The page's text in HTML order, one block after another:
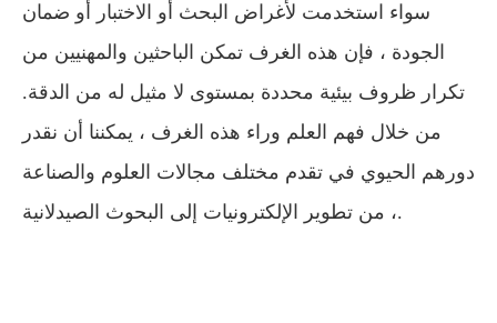
سواء استخدمت لأغراض البحث أو الاختبار أو ضمان
الجودة ، فإن هذه الغرف تمكن الباحثين والمهنيين من
تكرار ظروف بيئية محددة بمستوى لا مثيل له من الدقة.
من خلال فهم العلم وراء هذه الغرف ، يمكننا أن نقدر
دورهم الحيوي في تقدم مختلف مجالات العلوم والصناعة
، من تطوير الإلكترونيات إلى البحوث الصيدلانية.